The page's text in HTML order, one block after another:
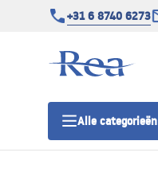
+31 6 8740 6273
Alle categorieën